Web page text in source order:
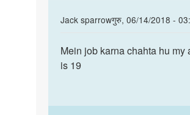
Jack sparrowगुरु, 06/14/2018 -
In
to
apki
Mein
job
hu
Mein job karna chahta hu my
is 19